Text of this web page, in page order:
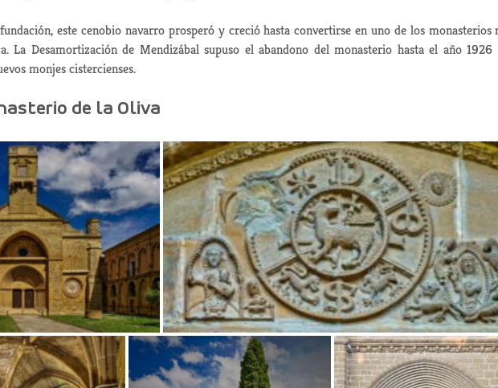
este cenobio navarro prosperó y creció hasta convertirse en uno de los monasterios
La Desamortización de Mendizábal supuso el abandono del monasterio hasta el año 1926
monjes cistercienses.
de la Oliva